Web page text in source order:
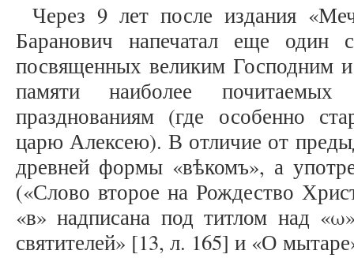
Через 9 лет после издания
Баранович напечатал еще один
посвященных великим Господним
памяти наиболее
празднованиям (где особенно
царю Алексею). В отличие от
древней формы «вѣкомъ», а
(«Слово второе на Рождество
«в» надписана под титлом над
святителей» [13, л. 165] и «О